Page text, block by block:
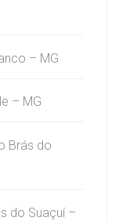
– MG
– MG
Brás do
do Suaçuí –